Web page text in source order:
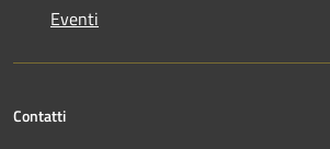
Eventi
Contatti